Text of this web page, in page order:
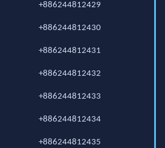
+886244812429
+886244812430
+886244812431
+886244812432
+886244812433
+886244812434
+886244812435